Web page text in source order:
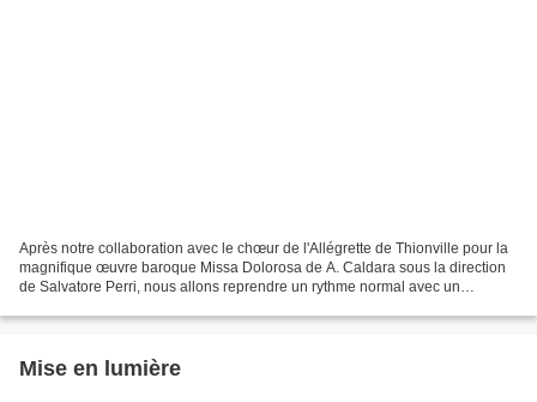
Après notre collaboration avec le chœur de l'Allégrette de Thionville pour la
magnifique œuvre baroque Missa Dolorosa de A. Caldara sous la direction
de Salvatore Perri, nous allons reprendre un rythme normal avec un
Mise en lumière